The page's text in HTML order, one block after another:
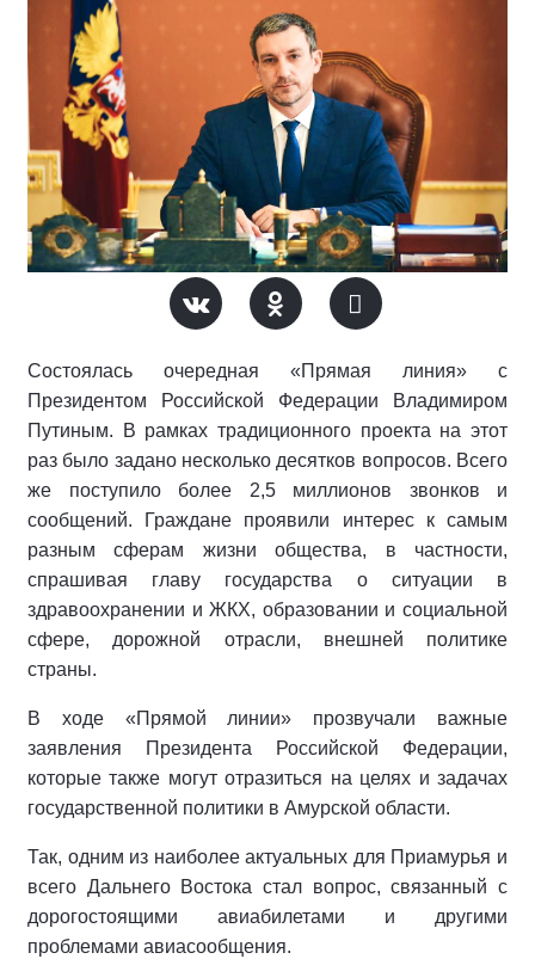
Состоялась очередная «Прямая линия» с
Президентом Российской Федерации Владимиром
Путиным. В рамках традиционного проекта на этот
раз было задано несколько десятков вопросов. Всего
же поступило более 2,5 миллионов звонков и
сообщений. Граждане проявили интерес к самым
разным сферам жизни общества, в частности,
спрашивая главу государства о ситуации в
здравоохранении и ЖКХ, образовании и социальной
сфере, дорожной отрасли, внешней политике
страны.
В ходе «Прямой линии» прозвучали важные
заявления Президента Российской Федерации,
которые также могут отразиться на целях и задачах
государственной политики в Амурской области.
Так, одним из наиболее актуальных для Приамурья и
всего Дальнего Востока стал вопрос, связанный с
дорогостоящими авиабилетами и другими
проблемами авиасообщения.